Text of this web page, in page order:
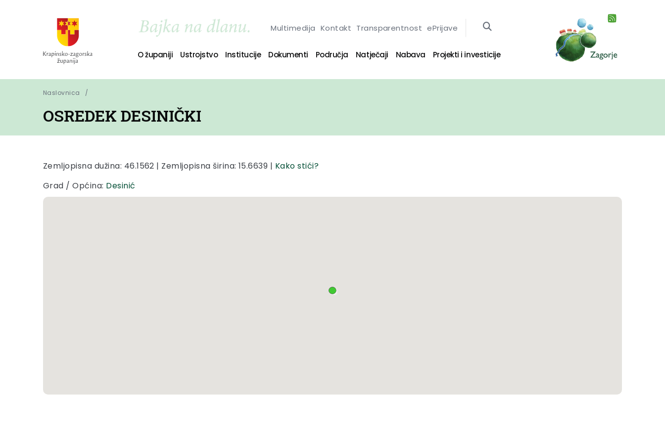
Multimedija Kontakt Transparentnost ePrijave
O županiji Ustrojstvo Institucije Dokumenti Područja Natječaji Nabava Projekti i investicije
Naslovnica
OSREDEK DESINIČKI
Zemljopisna dužina: 46.1562 | Zemljopisna širina: 15.6639 | Kako stići?
Grad / Općina: Desinić